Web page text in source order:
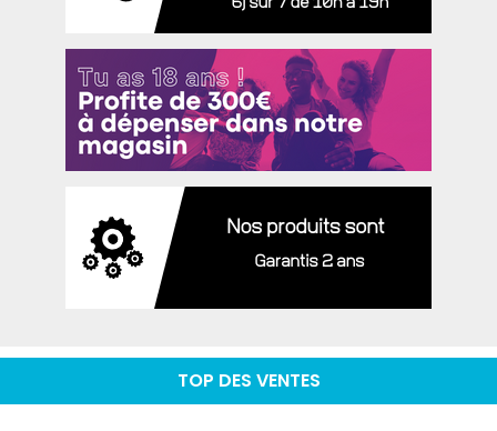
TOP DES VENTES